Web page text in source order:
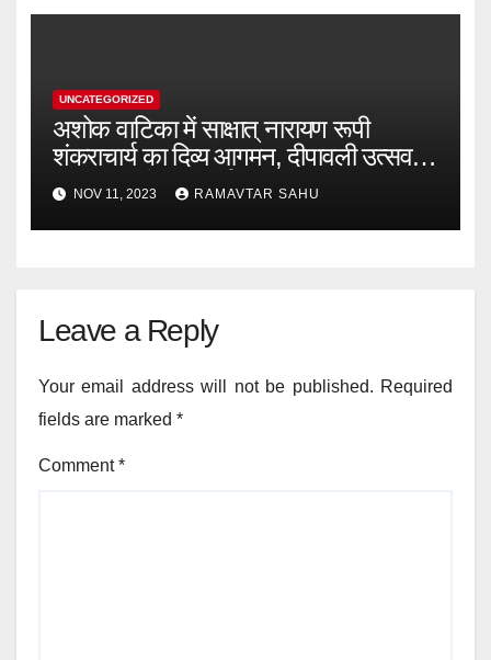
UNCATEGORIZED
अशोक वाटिका में साक्षात् नारायण रूपी
शंकराचार्य का दिव्य आगमन, दीपावली उत्सव में
भक्ति मय रहेगा कवर्धा
NOV 11, 2023 RAMAVTAR SAHU
Leave a Reply
Your email address will not be published. Required
fields are marked *
Comment*